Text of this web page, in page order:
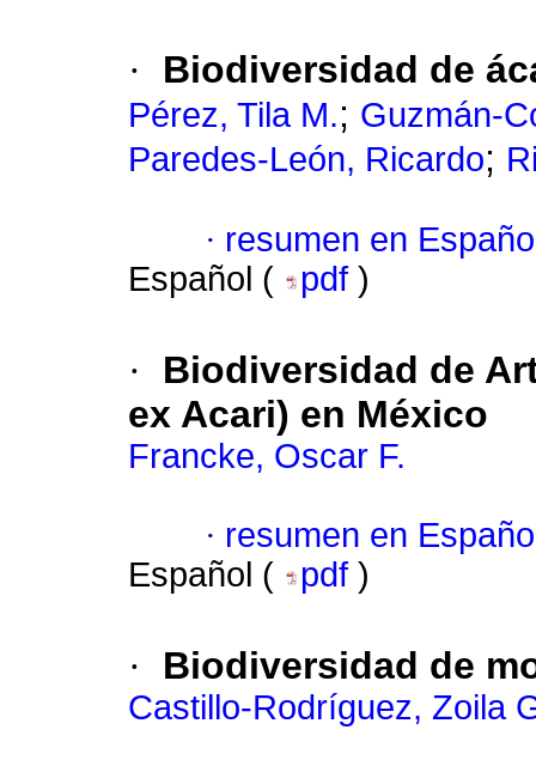
· Biodiversidad de
Pérez, Tila M.; Guzmán-
Paredes-León, Ricardo;
· resumen en
Español (
pdf )
·
Biodiversidad de
ex Acari) en México
Francke, Oscar F.
· resumen en
Español (
pdf )
· Biodiversidad de
Castillo-Rodríguez, Zoila